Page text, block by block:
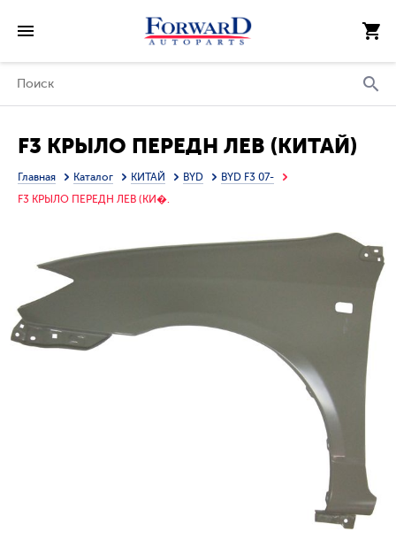
F3 КРЫЛО ПЕРЕДН ЛЕВ (КИТАЙ)
Главная Каталог КИТАЙ BYD
BYD F3 07-
F3 КРЫЛО ПЕРЕДН ЛЕВ (КИ�.